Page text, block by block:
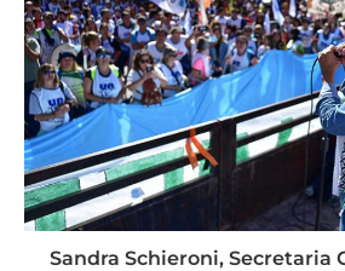
Sandra Schieroni, Secretaria